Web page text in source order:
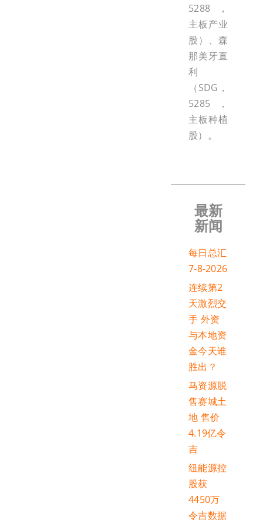
5288，
主板产业
股）、森
那美牙直
利
（SDG，
5285，
主板种植
股）。
最新
新闻
每日总汇
7-8-2026
连续第2
天激烈交
手 外资
与本地资
金今天谁
胜出？
马资源脱
售赛城土
地 售价
4.19亿令
吉
纽能源控
股获
4450万
令吉数据